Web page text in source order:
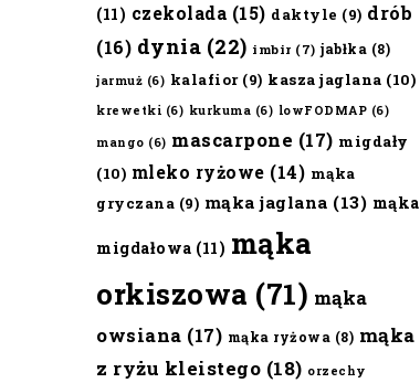
(11) czekolada (15) daktyle (9) drób
(16) dynia (22) imbir (7) jabłka (8)
jarmuż (6) kalafior(9) kasza jaglana (10)
krewetki (6) kurkuma (6) lowFODMAP (6)
mango (6) mascarpone (17) migdały
(10) mleko ryżowe (14) mąka
gryczana (9) mąka jaglana (13) mąka
migdałowa (11) mąka
orkiszowa (71) mąka
owsiana (17) mąka ryżowa (8) mąka
z ryżu kleistego (18) orzechy